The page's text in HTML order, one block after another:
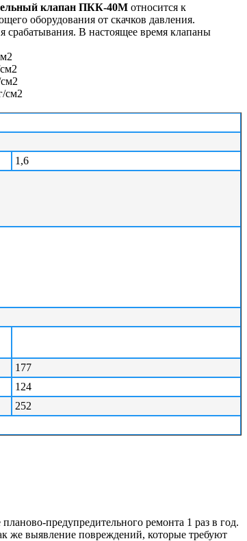
клапан ПКК-40М относится к
оборудования от скачков давления.
В настоящее время клапаны
см2
1,6
177
124
252
предупредительного ремонта 1 раз в год.
же выявление повреждений, которые требуют